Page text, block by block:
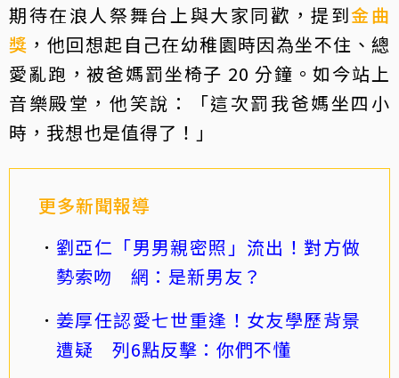
期待在浪人祭舞台上與大家同歡，提到金曲
獎 ，他回想起自己在幼稚園時因為坐不住、總
愛亂跑，被爸媽罰坐椅子 20 分鐘。如今站上
音樂殿堂，他笑說：「這次罰我爸媽坐四小
時，我想也是值得了！」
更多新聞報導
劉亞仁「男男親密照」流出！對方做
勢索吻 網：是新男友？
姜厚任認愛七世重逢！女友學歷背景
遭疑 列6點反擊：你們不懂